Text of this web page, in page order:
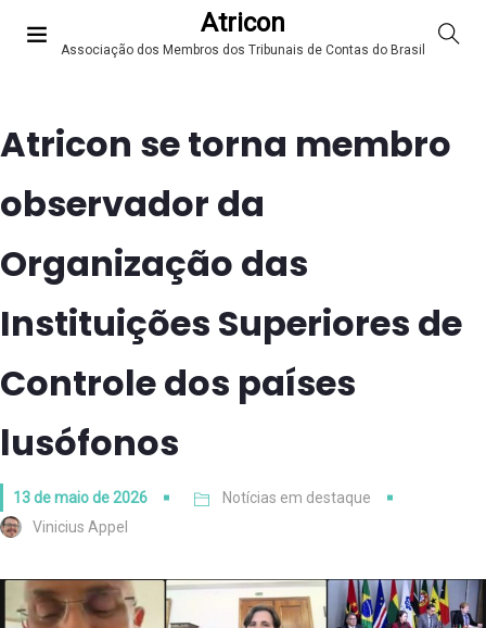
Atricon
Associação dos Membros dos Tribunais de Contas do Brasil
Atricon se torna membro
observador da
Organização das
Instituições Superiores de
Controle dos países
lusófonos
13 de maio de 2026
Notícias em destaque
Vinicius Appel